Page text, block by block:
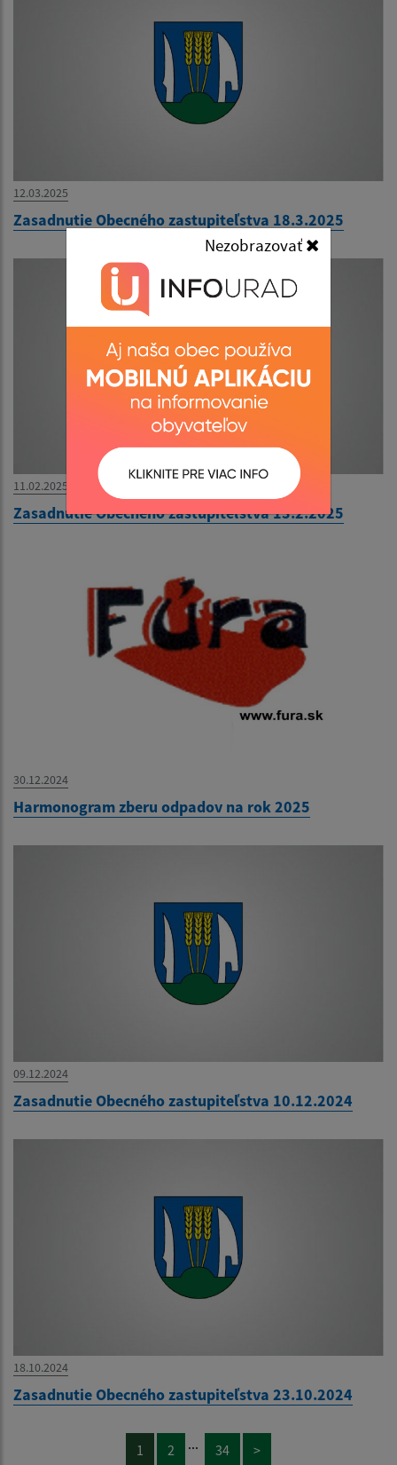
Nezobrazovať
12.03.2025
Zasadnutie Obecného zastupiteľstva 18.3.2025
11.02.2025
Zasadnutie Obecného zastupiteľstva 13.2.2025
30.12.2024
Harmonogram zberu odpadov na rok 2025
09.12.2024
Zasadnutie Obecného zastupiteľstva 10.12.2024
18.10.2024
Zasadnutie Obecného zastupiteľstva 23.10.2024
1 2 ... 34 >